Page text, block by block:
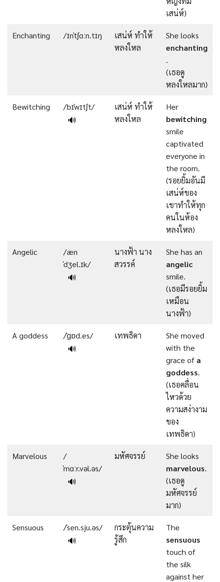
เสน่ห์)
Enchanting /ɪnˈtʃɑːn.tɪŋ
เสน่ห์ ทำให้
หลงใหล
She looks
enchanting
.
(เธอดู
หลงใหลมาก)
Bewitching
/bɪˈwɪtʃt/
🔊
เสน่ห์ ทำให้
หลงใหล
Her
bewitching
smile
captivated
everyone in
the room.
(รอยยิ้มอันมี
เสน่ห์ของ
เขาทำให้ทุก
คนในห้อง
หลงใหล)
Angelic
/æn
ˈdʒel.ɪk/
🔊
นางฟ้า นาง
สวรรค์
She has an
angelic
smile.
(เธอมีรอยยิ้ม
เหมือน
นางฟ้า)
A goddess
/ˈɡɒd.es/
🔊
เทพธิดา
She moved
with the
grace of a
goddess.
(เธอคลื่อน
ไหวด้วย
ความสง่างาม
ของ
เทพธิดา)
Marvelous
/
ˈmɑːr.vəl.əs/
🔊
มหัศจรรย์
She looks
marvelous.
(เธอดู
มหัศจรรย์
มาก)
Sensuous
/ˈsen.sju.əs/
🔊
กระตุ้นความ
รู้สึก
The
sensuous
touch of
the silk
against her